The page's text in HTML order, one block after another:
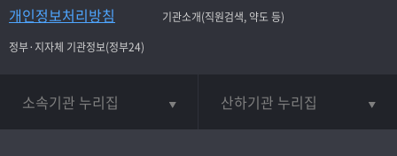
개인정보처리방침
기관소개(직원검색, 약도 등)
정부·지자체 기관정보(정부24)
소속기관 누리집 산하기관 누리집